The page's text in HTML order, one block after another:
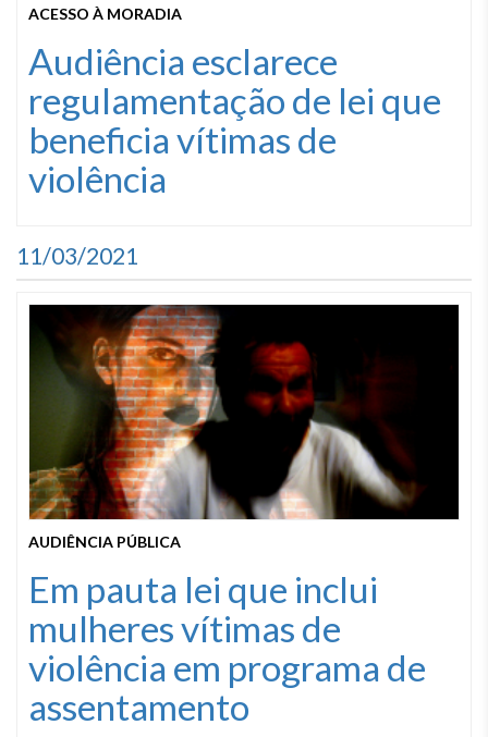
ACESSO À MORADIA
Audiência esclarece
regulamentação de lei que
beneficia vítimas de
violência
11/03/2021
AUDIÊNCIA PÚBLICA
Em pauta lei que inclui
mulheres vítimas de
violência em programa de
assentamento